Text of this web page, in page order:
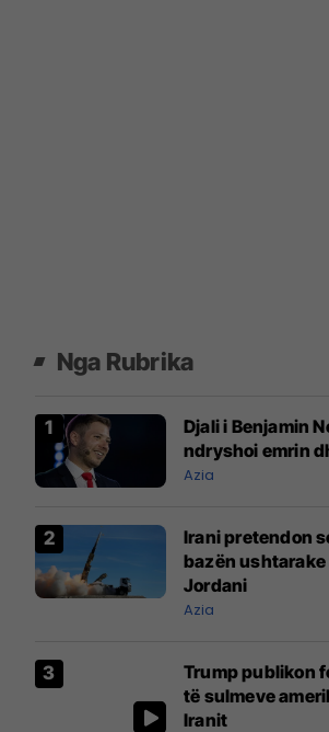
Nga Rubrika
Djali i Benjamin
ndryshoi emrin
Azia
Irani pretendon
bazën ushtarake
Jordani
Azia
Trump publikon
të sulmeve
Iranit